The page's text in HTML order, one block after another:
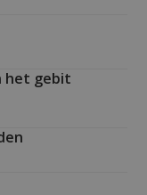
het gebit